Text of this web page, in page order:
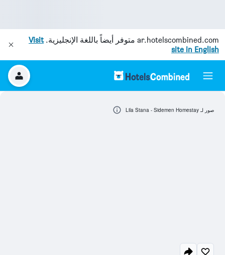
ar.hotelscombined.com متوفر أيضاً باللغة الإنجليزية.Visit
site in English
صور لـ Lila Stana - Sidemen Homestay